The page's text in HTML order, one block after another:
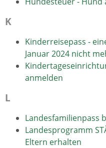
K
Kinderreisepass -
Januar 2024 nicht
anmelden
L
Landesfamilienpass
Landesprogramm
Eltern erhalten